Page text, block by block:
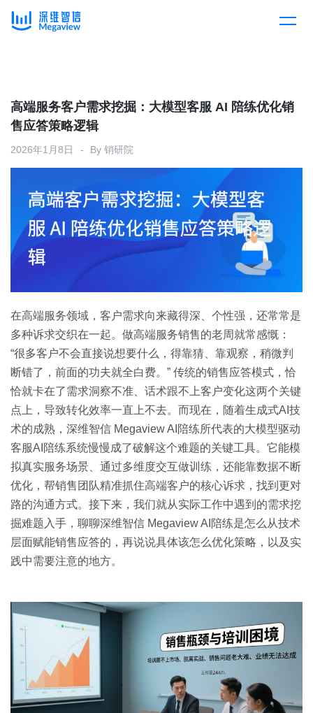
产品总览
产品集成
下载客户端
解决方案
按行业
消费医疗
房地产
金融
按角色
销售人员
销售管理
按业务场景
交易跟进
客户案例
开放平台
定价
资源中心
全部
白皮书
销售会话智能
关于我们
预约演示
高端服务客户需求挖掘：大模型客服 AI 陪练优化销
售应答策略逻辑
2026年1月8日 By 销研院
在高端服务领域，客户需求向来藏得深、个性强，还常常是
多种诉求交织在一起。做高端服务销售的老周就常感慨：
“很多客户不会直接说想要什么，得靠猜、靠观察，稍微判
断错了，前面的功夫就全白费。” 传统的销售应答模式，恰
恰就卡在了需求洞察不准、话术跟不上客户变化这两个关键
点上，导致转化效率一直上不去。而现在，随着生成式AI技
术的成熟，深维智信 Megaview AI陪练所代表的大模型驱动
客服AI陪练系统慢慢成了破解这个难题的关键工具。它能模
拟真实服务场景、通过多维度交互做训练，还能靠数据不断
优化，帮销售团队精准抓住高端客户的核心诉求，找到更对
路的沟通方式。接下来，我们就从实际工作中遇到的需求挖
掘难题入手，聊聊深维智信 Megaview AI陪练是怎么从技术
层面赋能销售应答的，再说说具体该怎么优化策略，以及实
践中需要注意的地方。